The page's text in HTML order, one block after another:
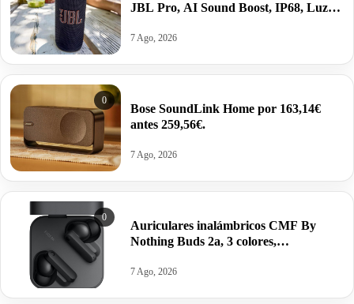
JBL Pro, AI Sound Boost, IP68, Luz
antes 99,99€.
7 Ago, 2026
0
Bose SoundLink Home por 163,14€
antes 259,56€.
7 Ago, 2026
0
Auriculares inalámbricos CMF By
Nothing Buds 2a, 3 colores,
autonomía, 4micrófonos HD por 21,61€
7 Ago, 2026